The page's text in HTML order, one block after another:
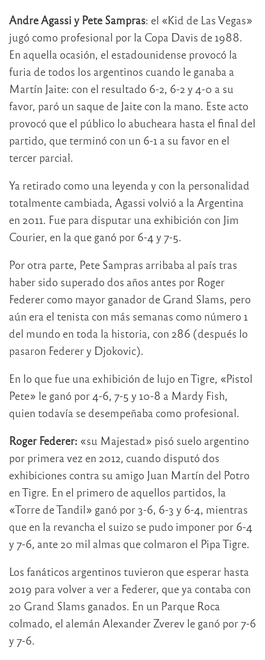
Andre Agassi y Pete Sampras: el «Kid de Las Vegas»
jugó como profesional por la Copa Davis de 1988.
En aquella ocasión, el estadounidense provocó la
furia de todos los argentinos cuando le ganaba a
Martín Jaite: con el resultado 6-2, 6-2 y 4-0 a su
favor, paró un saque de Jaite con la mano. Este acto
provocó que el público lo abucheara hasta el final del
partido, que terminó con un 6-1 a su favor en el
tercer parcial.
Ya retirado como una leyenda y con la personalidad
totalmente cambiada, Agassi volvió a la Argentina
en 2011. Fue para disputar una exhibición con Jim
Courier, en la que ganó por 6-4 y 7-5.
Por otra parte, Pete Sampras arribaba al país tras
haber sido superado dos años antes por Roger
Federer como mayor ganador de Grand Slams, pero
aún era el tenista con más semanas como número 1
del mundo en toda la historia, con 286 (después lo
pasaron Federer y Djokovic).
En lo que fue una exhibición de lujo en Tigre, «Pistol
Pete» le ganó por 4-6, 7-5 y 10-8 a Mardy Fish,
quien todavía se desempeñaba como profesional.
Roger Federer: «su Majestad» pisó suelo argentino
por primera vez en 2012, cuando disputó dos
exhibiciones contra su amigo Juan Martín del Potro
en Tigre. En el primero de aquellos partidos, la
«Torre de Tandil» ganó por 3-6, 6-3 y 6-4, mientras
que en la revancha el suizo se pudo imponer por 6-4
y 7-6, ante 20 mil almas que colmaron el Pipa Tigre.
Los fanáticos argentinos tuvieron que esperar hasta
2019 para volver a ver a Federer, que ya contaba con
20 Grand Slams ganados. En un Parque Roca
colmado, el alemán Alexander Zverev le ganó por 7-6
y 7-6.